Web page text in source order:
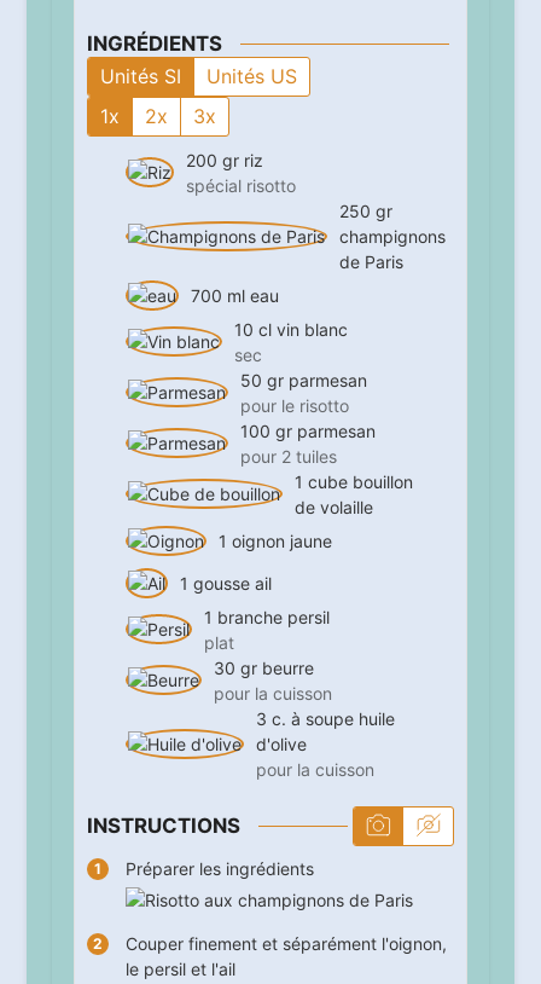
INGRÉDIENTS
Unités SI
Unités US
1x
2x 3x
200 gr riz
spécial risotto
250 gr
champignons
de Paris
700 ml eau
10 cl vin blanc
sec
50 gr parmesan
pour le risotto
100 gr parmesan
pour 2 tuiles
1 cube bouillon
de volaille
1 oignon jaune
1 gousse ail
1 branche persil
plat
30 gr beurre
pour la cuisson
3 c. à soupe huile
d'olive
pour la cuisson
INSTRUCTIONS
Préparer les ingrédients
Couper finement et séparément l'oignon,
le persil et l'ail